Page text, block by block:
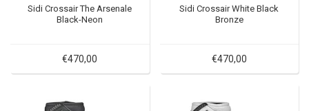
Sidi Crossair The Arsenale
Black-Neon
€470,00
Sidi Crossair White Black
Bronze
€470,00